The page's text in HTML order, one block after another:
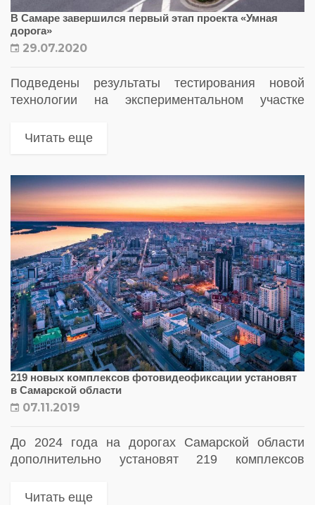
В Самаре завершился первый этап проекта «Умная
дорога»
29.07.2020
Подведены результаты тестирования новой
технологии на экспериментальном участке
Читать еще
219 новых комплексов фотовидеофиксации установят
в Самарской области
07.11.2019
До 2024 года на дорогах Самарской области
дополнительно установят 219 комплексов
Читать еще